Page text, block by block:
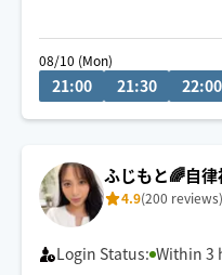
＊不慣れな分至らない
願いします
＊直前のご予約はお受
＊予約枠が空いてない
08/10 (Mon)
21:00 21:30 22:00
ふじもと🌈自
復4.9(200 reviews)
Login Status: Within 3